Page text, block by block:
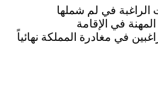
الراغبة في لم شملها
في الإقامة
في مغادرة المملكة نهائياً